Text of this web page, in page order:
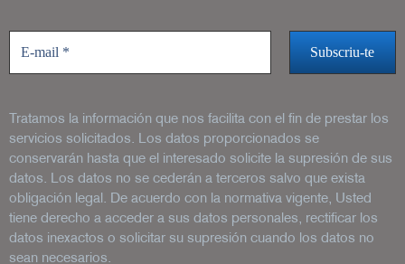
Tratamos la información que nos facilita con el fin de prestar los
servicios solicitados. Los datos proporcionados se
conservarán hasta que el interesado solicite la supresión de sus
datos. Los datos no se cederán a terceros salvo que exista
obligación legal. De acuerdo con la normativa vigente, Usted
tiene derecho a acceder a sus datos personales, rectificar los
datos inexactos o solicitar su supresión cuando los datos no
sean necesarios.